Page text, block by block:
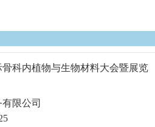
科内植物与生物材料大会暨展览
限公司